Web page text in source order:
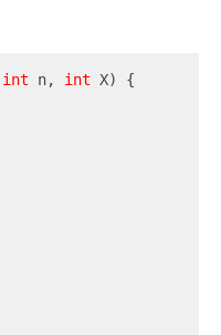
int n, int X)
{